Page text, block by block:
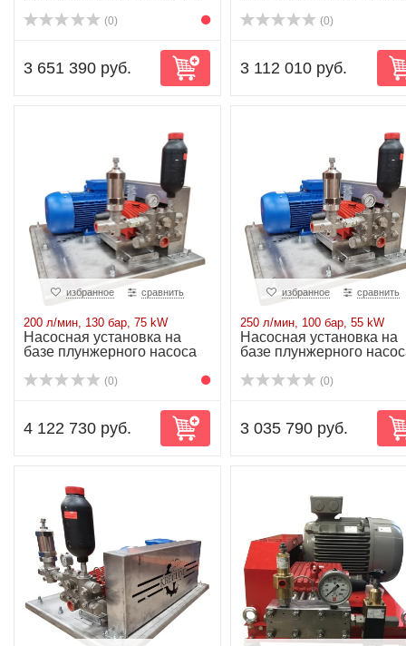
(0)
3 651 390 руб.
(0)
3 112 010 руб.
избранное сравнить
200 л/мин, 130 бар, 75 kW
Насосная установка на
базе плунжерного насоса
(0)
4 122 730 руб.
избранное сравнить
250 л/мин, 100 бар, 55 kW
Насосная установка на
базе плунжерного
(0)
3 035 790 руб.